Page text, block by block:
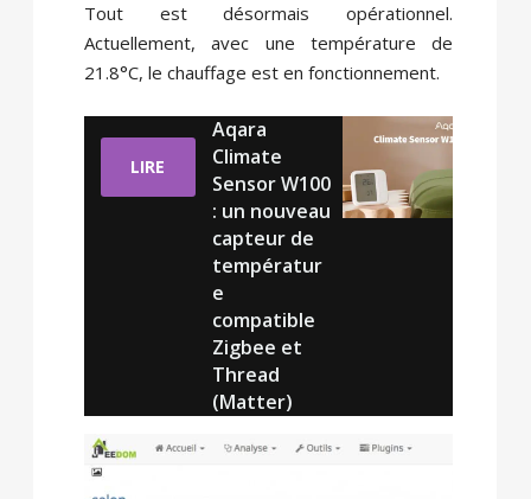
Tout est désormais opérationnel.
Actuellement, avec une température de
21.8°C, le chauffage est en fonctionnement.
LIRE
Aqara
Climate
Sensor W100
: un nouveau
capteur de
températur
e
compatible
Zigbee et
Thread
(Matter)